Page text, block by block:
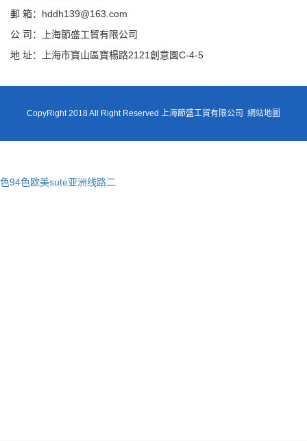
郵 箱：hddh139@163.com
公 司：上海節盛工貿有限公司
地 址：上海市寶山區寶楊路2121創意園C-4-5
CopyRight 2018 All Right Reserved 上海節盛工貿有限公司 網站地圖
色94色欧美sute亚洲线路二